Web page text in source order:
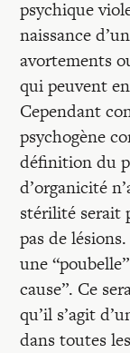
psychique
naissance
avortements
qui peuvent
Cependant
psychogène
définition du
d’organicité
stérilité serait
pas de
une
cause”. Ce
qu’il s’agit
dans toutes